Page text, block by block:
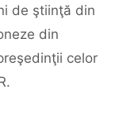
de ştiinţă din
din
celor